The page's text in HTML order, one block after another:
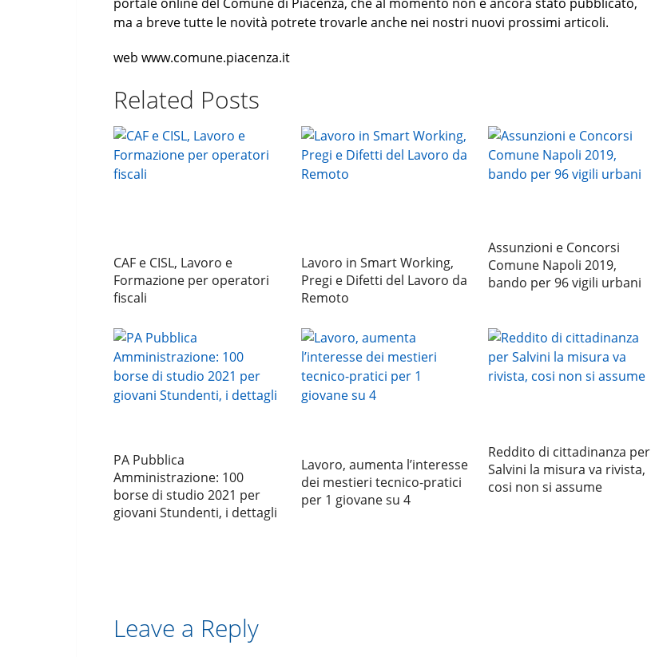
ma a breve tutte le novità potrete trovarle anche nei nostri nuovi prossimi articoli.
web www.comune.piacenza.it
Related Posts
CAF e CISL, Lavoro e
Formazione per operatori
fiscali
Lavoro in Smart Working,
Pregi e Difetti del Lavoro da
Remoto
Assunzioni e Concorsi
Comune Napoli 2019,
bando per 96 vigili urbani
PA Pubblica
Amministrazione: 100
borse di studio 2021 per
giovani Stundenti, i dettagli
Lavoro, aumenta l’interesse
dei mestieri tecnico-pratici
per 1 giovane su 4
Reddito di cittadinanza per
Salvini la misura va rivista,
cosi non si assume
Leave a Reply